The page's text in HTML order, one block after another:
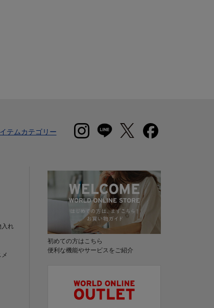
テムカテゴリー
入れ
初めての方はこちら
便利な機能やサービスをご紹介